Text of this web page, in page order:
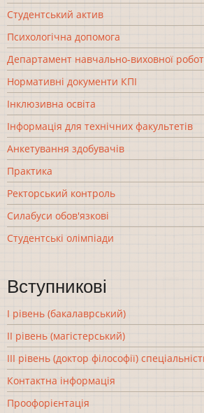
Студентський актив
Психологічна допомога
Департамент навчально-виховної
Нормативні документи КПІ
Інклюзивна освіта
Інформація для технічних факультетів
Анкетування здобувачів
Практика
Ректорський контроль
Силабуси обов'язкові
Студентські олімпіади
Вступникові
І рівень (бакалаврський)
ІІ рівень (магістерський)
ІІІ рівень (доктор філософії)
Контактна інформація
Проофорієнтація